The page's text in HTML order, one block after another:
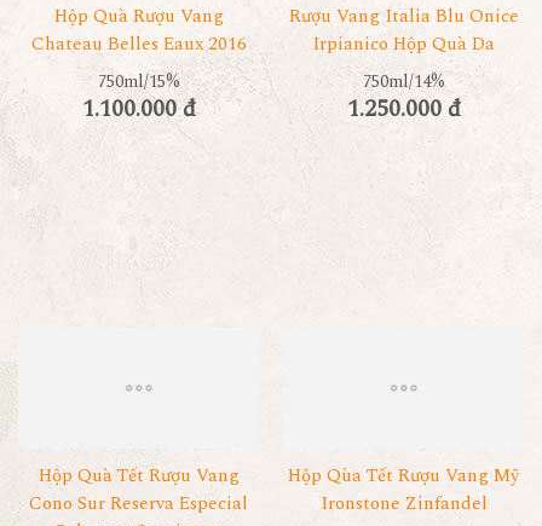
Hộp Quà Rượu Vang
Chateau Belles Eaux 2016
750ml/15%
1.100.000 đ
Rượu Vang Italia Blu Onice
Irpianico Hộp Quà Da
750ml/14%
1.250.000 đ
Hộp Quà Tết Rượu Vang
Cono Sur Reserva Especial
Hộp Qùa Tết Rượu Vang Mỹ
Ironstone Zinfandel